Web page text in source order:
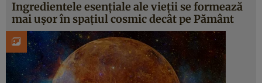
Ingredientele esențiale ale vieții se formează
mai ușor în spațiul cosmic decât pe Pământ